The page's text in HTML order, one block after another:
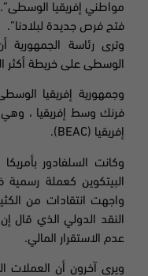
مواطني إفريقيا الوسطى”.
فتح فرص جديدة لبلادنا”.
وترى رئاسة الجمهورية
الوسطى على خريطة أكثر
وجمهورية إفريقيا
فرنك وسط إفريقيا ،
إفريقيا (BEAC).
وكانت السلفادور
واجهت انتقادات من
النقد الدولي الذي قال
عدم الاستقرار المالي.
ويرى آخرون أن العملات